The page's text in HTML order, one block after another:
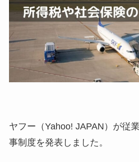
ヤフー（Yahoo! JAPAN）が従
事制度を発表しました。